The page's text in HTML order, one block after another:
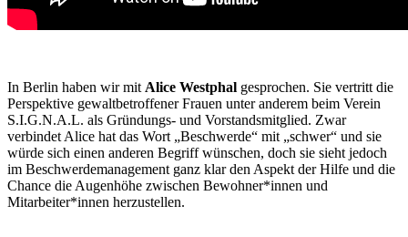
In Berlin haben wir mit Alice Westphal gesprochen. Sie vertritt die
Perspektive gewaltbetroffener Frauen unter anderem beim Verein
S.I.G.N.A.L. als Gründungs- und Vorstandsmitglied. Zwar
verbindet Alice hat das Wort „Beschwerde“ mit „schwer“ und sie
würde sich einen anderen Begriff wünschen, doch sie sieht jedoch
im Beschwerdemanagement ganz klar den Aspekt der Hilfe und die
Chance die Augenhöhe zwischen Bewohner*innen und
Mitarbeiter*innen herzustellen.